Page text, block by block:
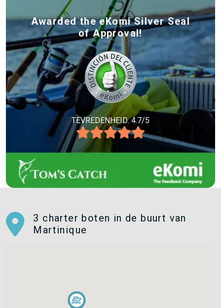
Awarded the eKomi Silver Seal
of Approval!
TEVREDENHEID: 4.7/5
3 charter boten in de buurt van
Martinique